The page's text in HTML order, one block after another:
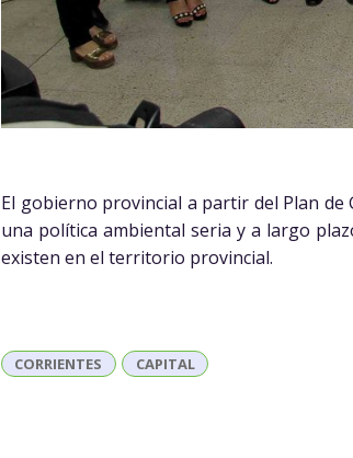
El gobierno provincial a partir del Plan de
una política ambiental seria y a largo
existen en el territorio provincial.
CORRIENTES CAPITAL